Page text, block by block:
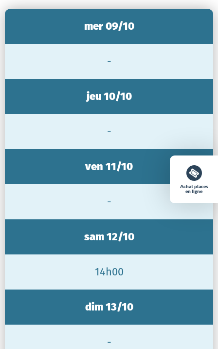
Achat places
en ligne
mer 09/10
-
jeu 10/10
-
ven 11/10
-
sam 12/10
14h00
dim 13/10
-